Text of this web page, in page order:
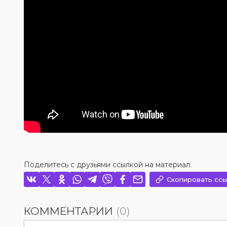
Поделитесь с друзьями ссылкой на материал:
Скопировать
КОММЕНТАРИИ (0)